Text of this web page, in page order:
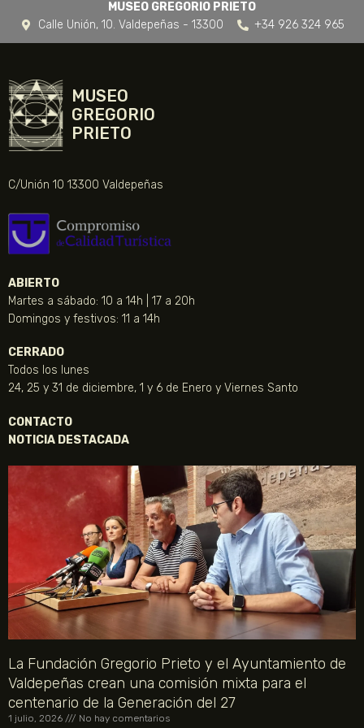
MUSEO GREGORIO PRIETO
Calle Unión, 10. Valdepeñas - 13300
+34 926 324 965
MUSEO
GREGORIO
PRIETO
C/Unión 10 13300 Valdepeñas
ABIERTO
Martes a sábado: 10 a 14h | 17 a 20h
Domingos y festivos: 11 a 14h
CERRADO
Todos los lunes
24, 25 y 31 de diciembre, 1 y 6 de Enero y Viernes Santo
CONTACTO
NOTICIA DESTACADA
La Fundación Gregorio Prieto y el Ayuntamiento de
Valdepeñas crean una comisión mixta para el
centenario de la Generación del 27
1 julio, 2026 No hay comentarios